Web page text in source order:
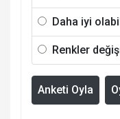
Daha iyi
Renkler
Anketi Oyla